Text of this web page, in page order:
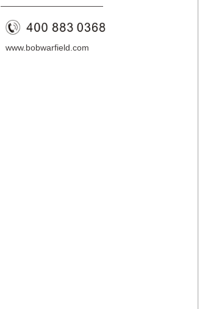
————————————
www.bobwarfield.com